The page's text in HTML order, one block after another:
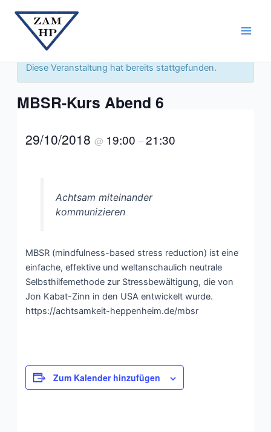
Inhalt
springen« Alle Veranstaltungen
Diese Veranstaltung hat bereits stattgefunden.
MBSR-Kurs Abend 6
29/10/2018@ 19:00–21:30
Achtsam miteinander
kommunizieren
MBSR (mindfulness-based stress reduction) ist eine
einfache, effektive und weltanschaulich neutrale
Selbsthilfemethode zur Stressbewältigung, die von
Jon Kabat-Zinn in den USA entwickelt wurde.
https://achtsamkeit-heppenheim.de/mbsr
Zum Kalender hinzufügen